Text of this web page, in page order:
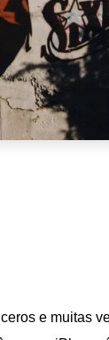
e muitas